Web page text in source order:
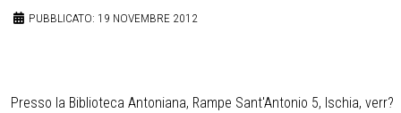
PUBBLICATO: 19 NOVEMBRE 2012
Presso la Biblioteca Antoniana, Rampe Sant'Antonio 5, Ischia, verr?